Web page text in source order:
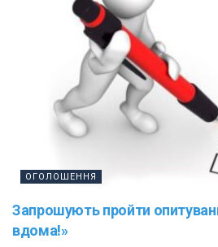
ОГОЛОШЕННЯ
Запрошують пройти
вдома!»